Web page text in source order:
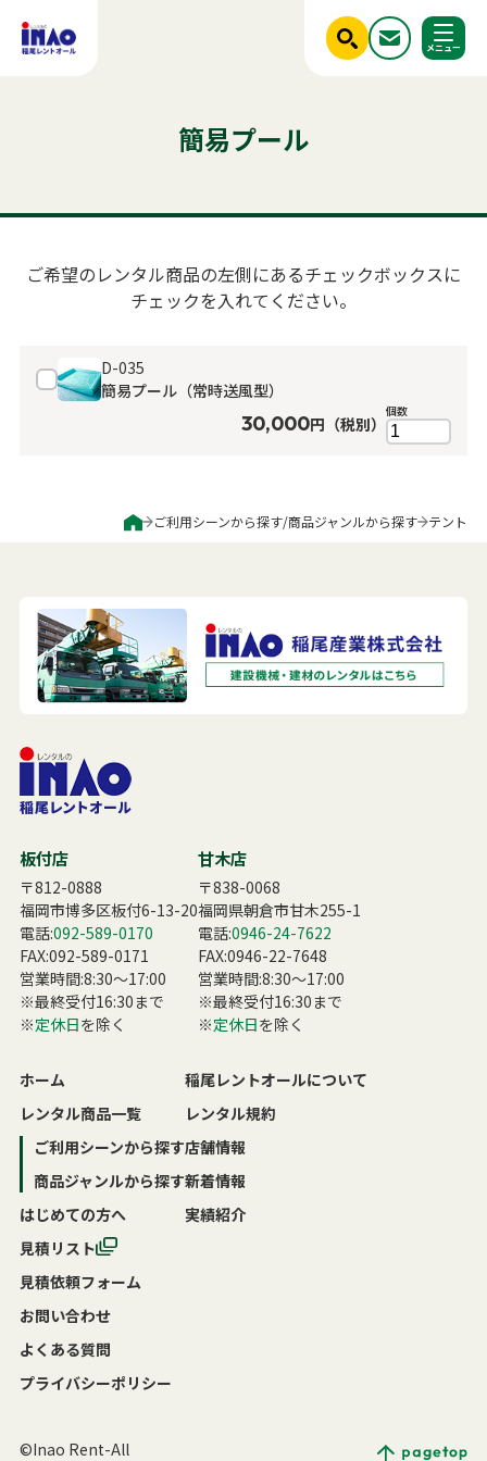
ご利用シーンから探す
はじめての方へ
レンタル規約
新着情報
実績紹介
見積依頼フォーム
よくある質問
見積リスト
電話お問い合わせ
甘木店
メールお問い合わせ メールフォーム
閉じる
テントテーブル発電機クーラー椅子ベンチフライヤー
パネルパーテーション
セット商品 照明機器
展示会用品
映像・音響機器 電化製品
簡易プール
ご希望のレンタル商品の左側にあるチェックボックスに
チェックを入れてください。
D-035
簡易プール（常時送風型）
30,000円（税別）
個数
ご利用シーンから探す/商品ジャンルから探す テント
板付店
〒812-0888
福岡市博多区板付6-13-20
電話:092-589-0170
FAX:092-589-0171
営業時間:8:30〜17:00
※最終受付16:30まで
※定休日を除く
甘木店
〒838-0068
福岡県朝倉市甘木255-1
電話:0946-24-7622
FAX:0946-22-7648
営業時間:8:30〜17:00
※最終受付16:30まで
※定休日を除く
ホーム
レンタル商品一覧
ご利用シーンから探す
商品ジャンルから探す
はじめての方へ
稲尾レントオールについて
レンタル規約
店舗情報
新着情報
実績紹介
見積リスト
見積依頼フォーム
お問い合わせ
よくある質問
プライバシーポリシー
©Inao Rent-All